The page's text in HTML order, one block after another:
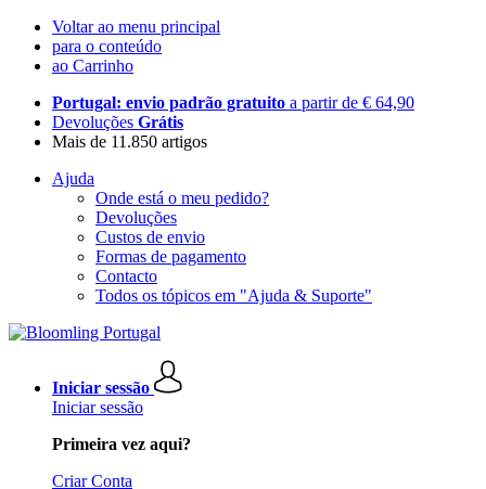
Voltar ao menu principal
para o conteúdo
ao Carrinho
Portugal: envio padrão gratuito a partir de € 64,90
Devoluções Grátis
Mais de 11.850 artigos
Ajuda
Onde está o meu pedido?
Devoluções
Custos de envio
Formas de pagamento
Contacto
Todos os tópicos em "Ajuda & Suporte"
Iniciar sessão
Iniciar sessão
Primeira vez aqui?
Criar Conta